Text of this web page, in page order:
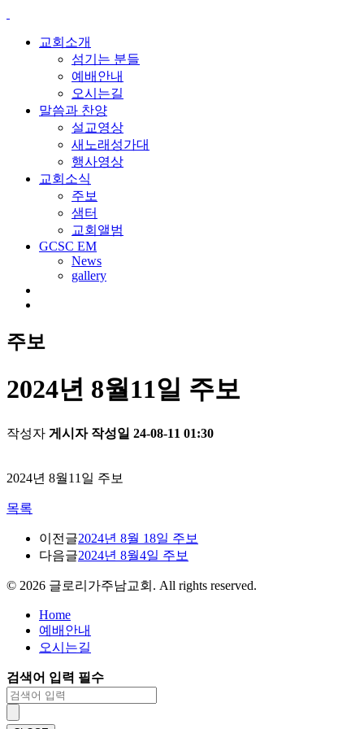
교회소개
섬기는 분들
예배안내
오시는길
말씀과 찬양
설교영상
새노래성가대
행사영상
교회소식
주보
샘터
교회앨범
GCSC EM
News
gallery
주보
2024년 8월11일 주보
작성자 게시자 작성일 24-08-11 01:30
2024년 8월11일 주보
목록
이전글2024년 8월 18일 주보
다음글2024년 8월4일 주보
© 2026 글로리가주남교회. All rights reserved.
Home
예배안내
오시는길
검색어 입력 필수